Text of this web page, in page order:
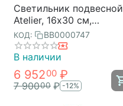
Светильник подвесной
Atelier, 16х30 см,
лавандовое ретро,
Bergenson Bjorn
КОД: BB0000747
В наличии
6 95200 ₽
7 90000 ₽ -12%